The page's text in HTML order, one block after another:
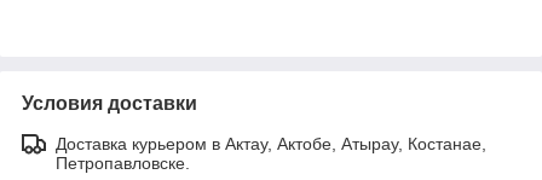
Условия доставки
Доставка курьером в Актау, Актобе, Атырау, Костанае,
Петропавловске.